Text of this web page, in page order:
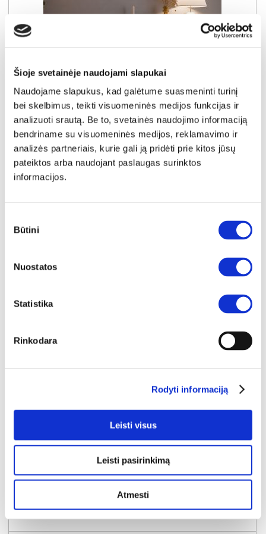
Šioje svetainėje naudojami slapukai
Naudojame slapukus, kad galėtume suasmeninti turinį
bei skelbimus, teikti visuomeninės medijos funkcijas ir
analizuoti srautą. Be to, svetainės naudojimo informaciją
bendriname su visuomeninės medijos, reklamavimo ir
analizės partneriais, kurie gali ją pridėti prie kitos jūsų
pateiktos arba naudojant paslaugas surinktos
informacijos.
pasirinkimas
Būtini
Nuostatos
Statistika
Rinkodara
Rodyti informaciją
Leisti visus
Leisti pasirinkimą
Atmesti
YRA SANDĖLYJE
OAK SQUERE OSQK231B-M839 komoda-indauja
Išmatavimai: A:
OAK SQUERE OSQK421B-M839 komoda-indauja
Išmatavimai:A:147cmP:95cmG:42cm